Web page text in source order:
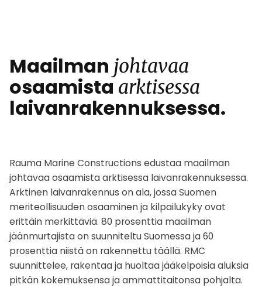
Maailman johtavaa
osaamista arktisessa
laivanrakennuksessa.
Rauma Marine Constructions edustaa maailman
johtavaa osaamista arktisessa laivanrakennuksessa.
Arktinen laivanrakennus on ala, jossa Suomen
meriteollisuuden osaaminen ja kilpailukyky ovat
erittäin merkittäviä. 80 prosenttia maailman
jäänmurtajista on suunniteltu Suomessa ja 60
prosenttia niistä on rakennettu täällä. RMC
suunnittelee, rakentaa ja huoltaa jääkelpoisia aluksia
pitkän kokemuksensa ja ammattitaitonsa pohjalta.